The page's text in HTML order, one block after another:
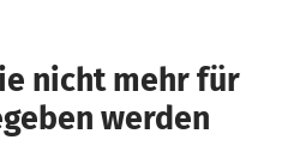
nicht mehr für
werden